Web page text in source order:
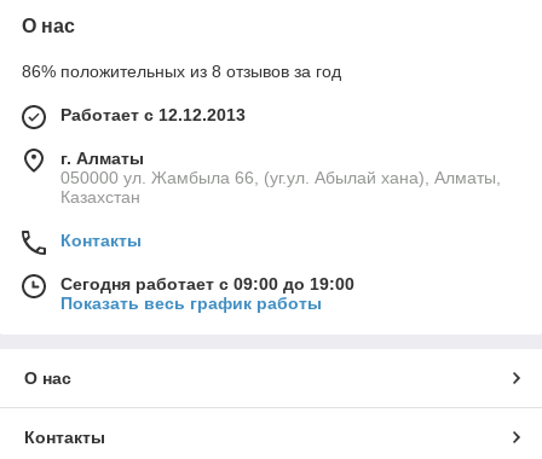
О нас
86% положительных из 8 отзывов за год
Работает с 12.12.2013
г. Алматы
050000 ул. Жамбыла 66, (уг.ул. Абылай хана), Алматы,
Казахстан
Контакты
Сегодня работает с 09:00 до 19:00
Показать весь график работы
О нас
Контакты